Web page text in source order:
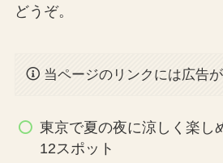
どうぞ。
当ページのリンクには広告
東京で夏の夜に涼しく楽し
12スポット